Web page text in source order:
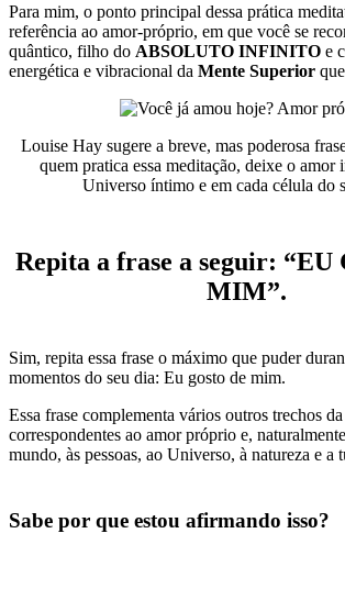
Para mim, o ponto principal dessa prática
referência ao amor-próprio, em que você se
quântico, filho do ABSOLUTO INFINITO e
energética e vibracional da Mente Superior
Louise Hay sugere a breve, mas poderosa
quem pratica essa meditação, deixe o amor
Universo íntimo e em cada célula do
Repita a frase a seguir: “EU
MIM”.
Sim, repita essa frase o máximo que puder
momentos do seu dia: Eu gosto de mim.
Essa frase complementa vários outros trechos
correspondentes ao amor próprio e,
mundo, às pessoas, ao Universo, à natureza e a
Sabe por que estou afirmando isso?